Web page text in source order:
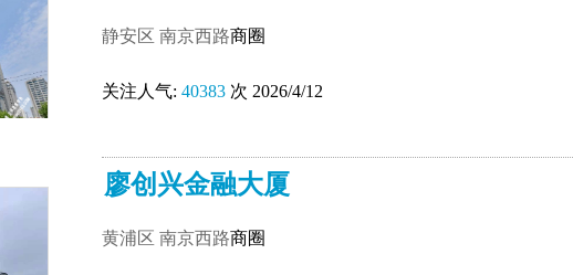
静安区 南京西路商圈
关注人气: 40383 次 2026/4/12
廖创兴金融大厦
黄浦区 南京西路商圈